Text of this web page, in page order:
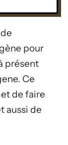
pour
présent
Ce
de faire
aussi de